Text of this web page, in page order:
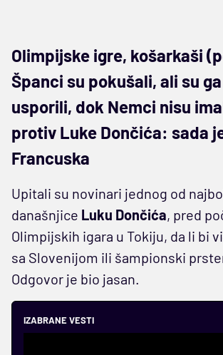
Olimpijske igre, košarkaši
Španci su pokušali, ali su
usporili, dok Nemci nisu
protiv Luke Dončića: sada
Francuska
Upitali su novinari jednog od
današnjice Luku Dončića, pred
Olimpijskih igara u Tokiju, da li bi
sa Slovenijom ili šampionski
Odgovor je bio jasan.
IZABRANE VESTI